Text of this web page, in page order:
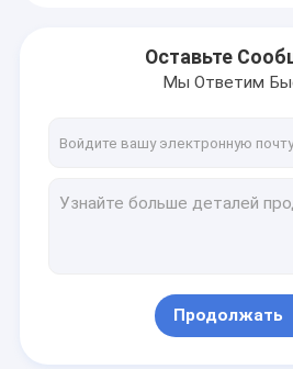
Оставьте
Мы Ответим
Продолжать